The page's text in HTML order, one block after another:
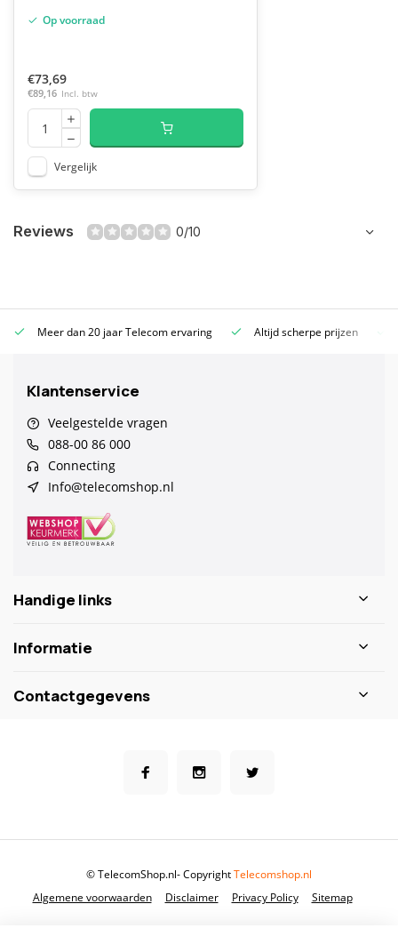
Op voorraad
€73,69
€89,16 Incl. btw
Vergelijk
Reviews 0/10
Meer dan 20 jaar Telecom ervaring Altijd scherpe prijzen
Klantenservice
Veelgestelde vragen
088-00 86 000
Connecting
Info@telecomshop.nl
Handige links
Informatie
Contactgegevens
Algemene voorwaarden Disclaimer Privacy Policy Sitemap
© TelecomShop.nl- CopyrightTelecomshop.nl